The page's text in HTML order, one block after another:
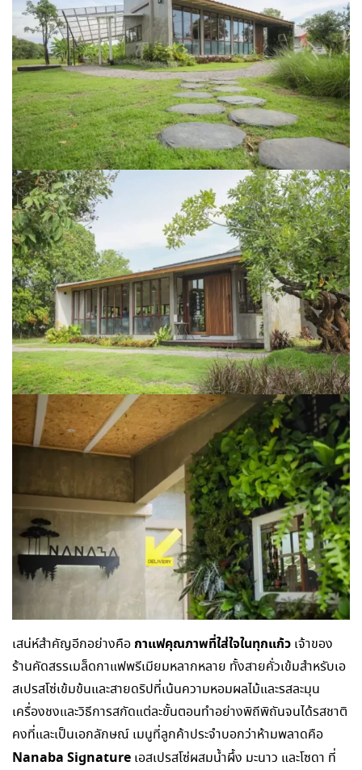
เสน่ห์สำคัญอีกอย่างคือ กาแฟคุณภาพที่ใส่ใจในทุกแก้ว เจ้าของ
ร้านคัดสรรเมล็ดกาแฟพรีเมียมหลากหลาย ทั้งสายคั่วเข้มสำหรับเอ
สเปรสโซ่เข้มข้นและสายดริปที่เน้นความหอมผลไม้และรสละมุน
เครื่องชงและวิธีการสกัดแต่ละขั้นตอนทำอย่างพิถีพิถันจนได้รสชาติ
คงที่และเป็นเอกลักษณ์ เมนูที่ลูกค้าประจำบอกว่าห้ามพลาดคือ
Nanaba Signature เอสเปรสโซ่ผสมน้ำผึ้ง มะนาว และโซดา ที่